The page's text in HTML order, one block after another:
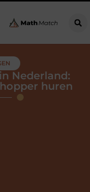
Nederland:
huren